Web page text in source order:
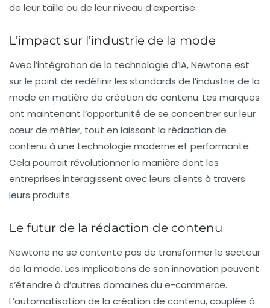
de leur taille ou de leur niveau d’expertise.
L’impact sur l’industrie de la mode
Avec l’intégration de la technologie d’IA, Newtone est
sur le point de redéfinir les standards de l’industrie de la
mode en matière de création de contenu. Les marques
ont maintenant l’opportunité de se concentrer sur leur
cœur de métier, tout en laissant la rédaction de
contenu à une technologie moderne et performante.
Cela pourrait révolutionner la manière dont les
entreprises interagissent avec leurs clients à travers
leurs produits.
Le futur de la rédaction de contenu
Newtone ne se contente pas de transformer le secteur
de la mode. Les implications de son innovation peuvent
s’étendre à d’autres domaines du e-commerce.
L’automatisation de la création de contenu, couplée à